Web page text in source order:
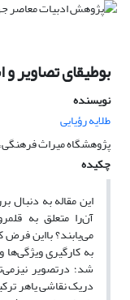
بوطیقای تصاویر
نویسنده
طلایه رؤیایی
پژوهشگاه میراث
چکیده
این مقاله به دنبال
آن‌را متعلق به
می‌یابند؟ بااین
به کارگیری
شد؛ درتصویر
دریک نقاشی یاهر